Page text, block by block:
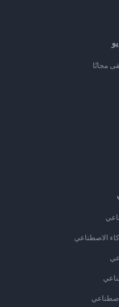
مجانًا
الاصطناعي